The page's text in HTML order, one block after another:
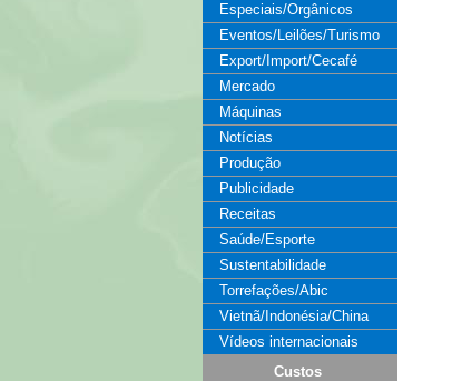
Especiais/Orgânicos
Eventos/Leilões/Turismo
Export/Import/Cecafé
Mercado
Máquinas
Notícias
Produção
Publicidade
Receitas
Saúde/Esporte
Sustentabilidade
Torrefações/Abic
Vietnã/Indonésia/China
Vídeos internacionais
Custos